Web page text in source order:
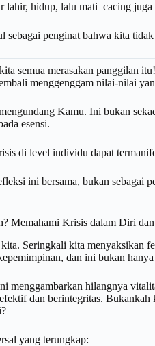
lahir, hidup, lalu mati cacing
sebagai penginat bahwa kita
semua merasakan panggilan
menggenggam nilai-nilai
Kamu. Ini bukan
esensi.
di level individu dapat
ini bersama, bukan sebagai
Memahami Krisis dalam Diri
Seringkali kita menyaksikan
dan ini bukan
menggambarkan hilangnya
dan berintegritas. Bukankah
yang terungkap: